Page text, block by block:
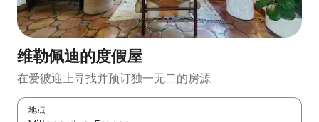
维勒佩迪的度假屋
在爱彼迎上寻找并预订独一无二的房源
地点